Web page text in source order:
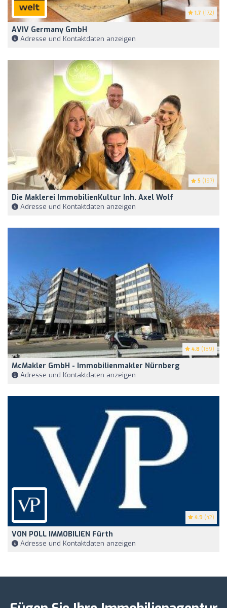
1.7 (172)
AVIV Germany GmbH
Adresse und Kontaktdaten anzeigen
5 (197)
Die Maklerei ImmobilienKultur Inh. Axel Wolf
Adresse und Kontaktdaten anzeigen
4.8 (189)
McMakler GmbH - Immobilienmakler Nürnberg
Adresse und Kontaktdaten anzeigen
4.9 (42)
VON POLL IMMOBILIEN Fürth
Adresse und Kontaktdaten anzeigen